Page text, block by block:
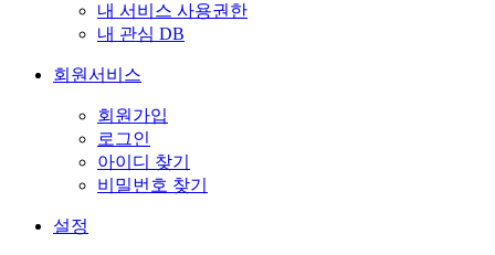
내 서비스 사용권한
내 관심 DB
회원서비스
회원가입
로그인
아이디 찾기
비밀번호 찾기
설정